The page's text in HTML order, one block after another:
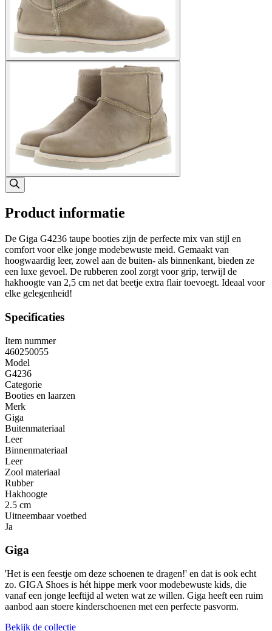
Product informatie
De Giga G4236 taupe booties zijn de perfecte mix van stijl en
comfort voor elke jonge modebewuste meid. Gemaakt van
hoogwaardig leer, zowel aan de buiten- als binnenkant, bieden ze
een luxe gevoel. De rubberen zool zorgt voor grip, terwijl de
hakhoogte van 2,5 cm net dat beetje extra flair toevoegt. Ideaal voor
elke gelegenheid!
Specificaties
Item nummer
460250055
Model
G4236
Categorie
Booties en laarzen
Merk
Giga
Buitenmateriaal
Leer
Binnenmateriaal
Leer
Zool materiaal
Rubber
Hakhoogte
2.5 cm
Uitneembaar voetbed
Ja
Giga
'Het is een feestje om deze schoenen te dragen!' en dat is ook echt
zo. GIGA Shoes is hét hippe merk voor modebewuste kids, die
vanaf een jonge leeftijd al weten wat ze willen. Giga heeft een ruim
aanbod aan stoere kinderschoenen met een perfecte pasvorm.
Bekijk de collectie